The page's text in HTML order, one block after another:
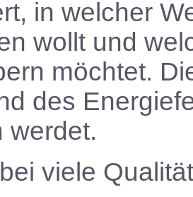
in welcher
wollt und
möchtet.
des
werdet.
viele